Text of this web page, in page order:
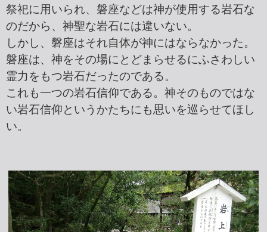
祭祀に用いられ、磐座などは神が使用する岩石な
のだから、神聖な岩石には違いない。
しかし、磐座はそれ自体が神にはならなかった。
磐座は、神をその場にとどまらせるにふさわしい
霊力をもつ岩石だったのである。
これも一つの岩石信仰である。神そのものではな
い岩石信仰というかたちにも思いを巡らせてほし
い。